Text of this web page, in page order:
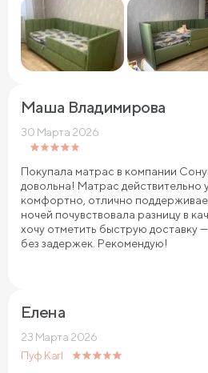
Маша Владимирова
30 Марта 2026
Покупала матрас в компании
довольна! Матрас действительно
комфортно, отлично
ночей почувствовала разницу в
хочу отметить быструю доставку
без задержек. Рекомендую!
Елена
Пуф Karl
23 Марта 2026